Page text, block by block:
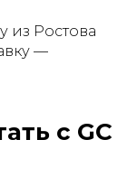
из Ростова
—
с GC